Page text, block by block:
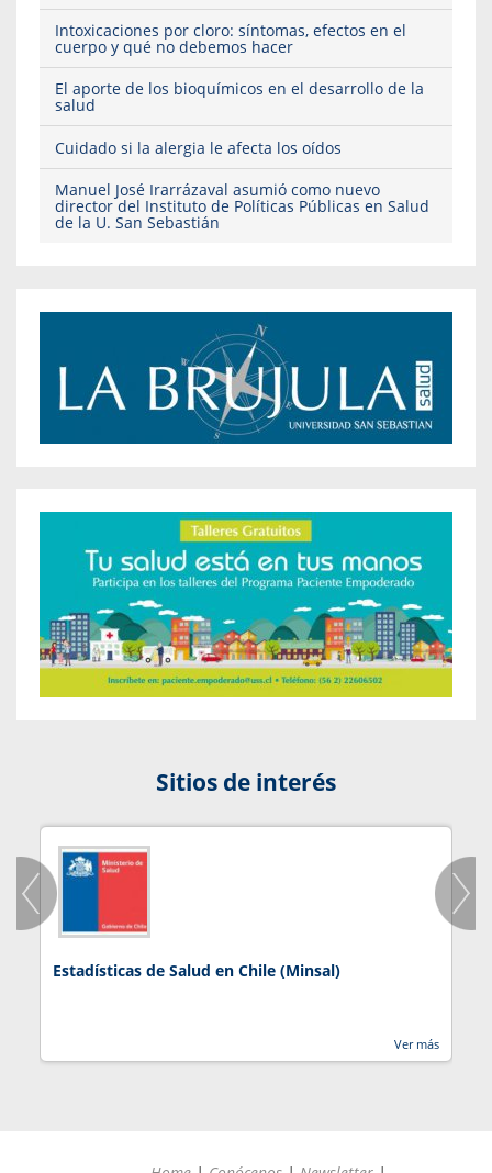
Intoxicaciones por cloro: síntomas, efectos en el
cuerpo y qué no debemos hacer
El aporte de los bioquímicos en el desarrollo de la
salud
Cuidado si la alergia le afecta los oídos
Manuel José Irarrázaval asumió como nuevo
director del Instituto de Políticas Públicas en Salud
de la U. San Sebastián
Sitios de interés
Estadísticas de Salud en Chile (Minsal)
Ver más